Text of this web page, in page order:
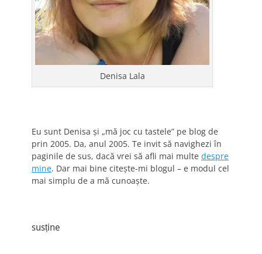
Denisa Lala
Eu sunt Denisa și „mă joc cu tastele” pe blog de
prin 2005. Da, anul 2005. Te invit să navighezi în
paginile de sus, dacă vrei să afli mai multe despre
mine. Dar mai bine citește-mi blogul – e modul cel
mai simplu de a mă cunoaște.
susține